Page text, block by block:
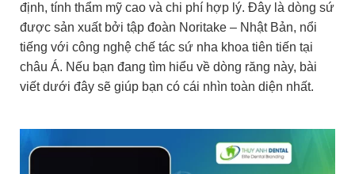
định, tính thẩm mỹ cao và chi phí hợp lý. Đây là dòng sứ
được sản xuất bởi tập đoàn Noritake – Nhật Bản, nổi
tiếng với công nghệ chế tác sứ nha khoa tiên tiến tại
châu Á. Nếu bạn đang tìm hiểu về dòng răng này, bài
viết dưới đây sẽ giúp bạn có cái nhìn toàn diện nhất.